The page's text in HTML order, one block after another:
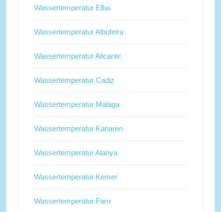
Wassertemperatur Elba
Wassertemperatur Albufeira
Wassertemperatur Alicante
Wassertemperatur Cadiz
Wassertemperatur Malaga
Wassertemperatur Kanaren
Wassertemperatur Alanya
Wassertemperatur Kemer
Wassertemperatur Faro